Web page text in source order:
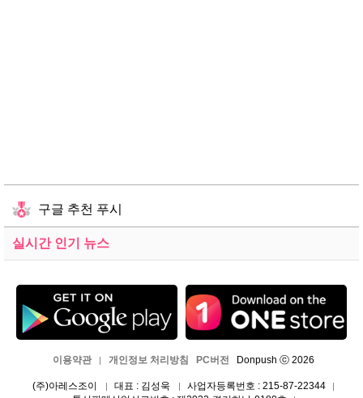
구글 추천 푸시
실시간 인기 뉴스
이용약관 | 개인정보 처리방침 PC버전 Donpush ⓒ 2026
(주)아레스조이 | 대표 : 김성욱 | 사업자등록번호 : 215-87-22344 |